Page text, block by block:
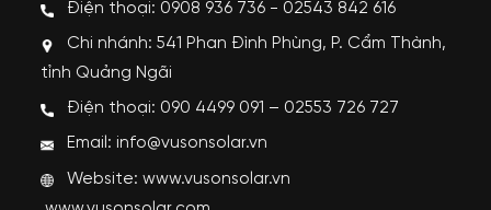
Điện thoại: 0908 936 736 - 02543 842 616
Chi nhánh: 541 Phan Đình Phùng, P. Cẩm Thành,
tỉnh Quảng Ngãi
Điện thoại: 090 4499 091 – 02553 726 727
Email: info@vusonsolar.vn
Website:www.vusonsolar.vn